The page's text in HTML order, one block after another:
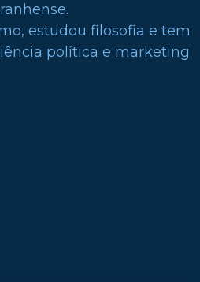
estudou filosofia e tem
política e marketing